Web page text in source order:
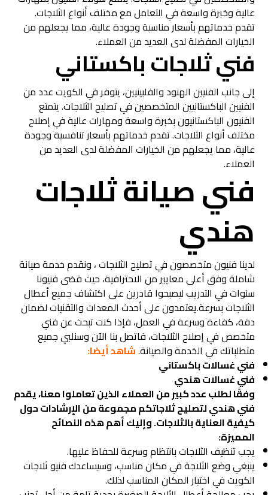
عالية وخبرة واسعة في التعامل مع مختلف أنواع الثلاجات.
تقدم خدماتهم بأسعار مناسبة وجودة عالية، مما يجعلهم من
الخيارات المفضلة لدى العديد من العملاء.
فني ثلاجات باكستاني
إلى جانب الفنيين الهنود والفلبينيين، يتوفر في الكويت عدد من
الفنيين الباكستانيين المتخصصين في تصليح الثلاجات. يتمتع
الفنيون الباكستانيون بخبرة واسعة ومهارات عالية في إصلاح
مختلف أنواع الثلاجات. تقدم خدماتهم بأسعار تنافسية وجودة
عالية، مما يجعلهم من الخيارات المفضلة لدى العديد من
العملاء.
فني صيانة ثلاجات
هندي
لدينا فنيون متخصصون في تصليح الثلاجات ، ونقدم خدمة صيانة
شاملة وفق أعلى معايير من الاحترافية، حيث قضى فنيونا
سنوات في التدريب ليصبحوا قادرين على اكتشاف جميع أعطال
الثلاجات بسرعة.يعتمدون على أحدث المعدات والتقنيات لضمان
دقة، كفاءة وسرعة في العمل، فإذا كنت تبحث عن فني
متخصص في إصلاح الثلاجات، فاتصل بنا الآن وسنلبي جميع
متطلباتك في الخدمة والصيانة.شاهد أيضا:
فني غسالات باكستاني
فني غسالات هندي
وفقًا لطلب عدد كبير من العملاء الذين تعاملوا معنا، يقدم
فني هندي لتصليح ثلاجاتكم مجموعة من الإرشادات حول
كيفية العناية بالثلاجات. وإليك أهم هذه النصائح
المميزة:
يجب تنظيف الثلاجات بانتظام وسرعة للحفاظ عليها.
ينبغي وضع الثلاجة في مكان مناسب، وسيساعدك فنيو ثلاجات
الكويت في اختيار المكان المناسب لذلك.